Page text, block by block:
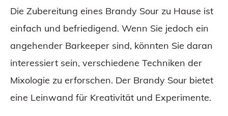
Die Zubereitung eines Brandy Sour zu Hause ist
einfach und befriedigend. Wenn Sie jedoch ein
angehender Barkeeper sind, könnten Sie daran
interessiert sein, verschiedene Techniken der
Mixologie zu erforschen. Der Brandy Sour bietet
eine Leinwand für Kreativität und Experimente.